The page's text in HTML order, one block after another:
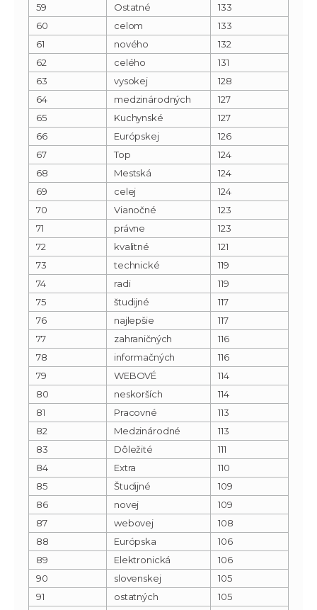
59
Ostatné
133
60
celom
133
61
nového
132
62
celého
131
63
vysokej
128
64
medzinárodných
127
65
Kuchynské
127
66
Európskej
126
67
Top
124
68
Mestská
124
69
celej
124
70
Vianočné
123
71
právne
123
72
kvalitné
121
73
technické
119
74
radi
119
75
študijné
117
76
najlepšie
117
77
zahraničných
116
78
informačných
116
79
WEBOVÉ
114
80
neskorších
114
81
Pracovné
113
82
Medzinárodné
113
83
Dôležité
111
84
Extra
110
85
Študijné
109
86
novej
109
87
webovej
108
88
Európska
106
89
Elektronická
106
90
slovenskej
105
91
ostatných
105